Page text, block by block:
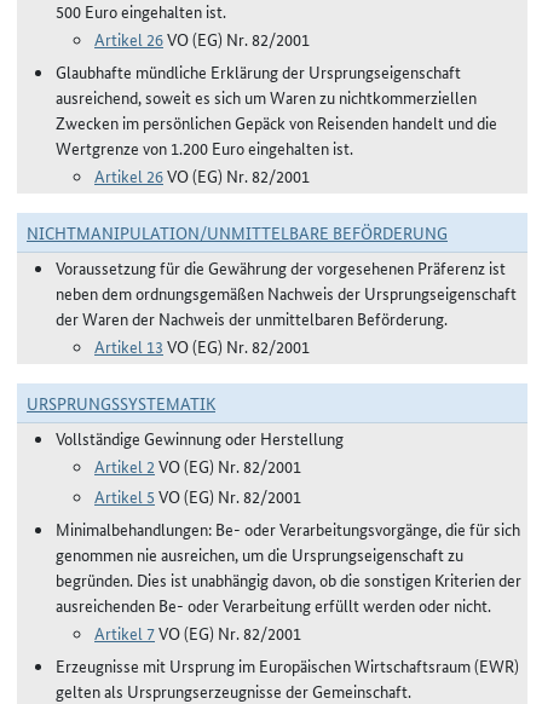
500 Euro eingehalten ist.
Artikel 26VO (EG) Nr. 82/2001
Glaubhafte mündliche Erklärung der Ursprungseigenschaft
ausreichend, soweit es sich um Waren zu nichtkommerziellen
Zwecken im persönlichen Gepäck von Reisenden handelt und die
Wertgrenze von 1.200 Euro eingehalten ist.
Artikel 26VO (EG) Nr. 82/2001
NICHTMANIPULATION/UNMITTELBARE BEFÖRDERUNG
Voraussetzung für die Gewährung der vorgesehenen Präferenz ist
neben dem ordnungsgemäßen Nachweis der Ursprungseigenschaft
der Waren der Nachweis der unmittelbaren Beförderung.
Artikel 13 VO (EG) Nr. 82/2001
URSPRUNGSSYSTEMATIK
Vollständige Gewinnung oder Herstellung
Artikel 2 VO (EG) Nr. 82/2001
Artikel 5 VO (EG) Nr. 82/2001
Minimalbehandlungen: Be- oder Verarbeitungsvorgänge, die für sich
genommen nie ausreichen, um die Ursprungseigenschaft zu
begründen. Dies ist unabhängig davon, ob die sonstigen Kriterien der
ausreichenden Be- oder Verarbeitung erfüllt werden oder nicht.
Artikel 7VO (EG) Nr. 82/2001
Erzeugnisse mit Ursprung im Europäischen Wirtschaftsraum (EWR)
gelten als Ursprungserzeugnisse der Gemeinschaft.